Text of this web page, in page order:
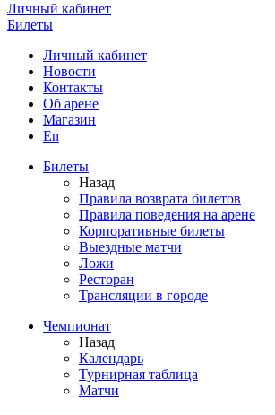
Личный кабинет
Билеты
Личный кабинет
Новости
Контакты
Об арене
Магазин
En
Билеты
Назад
Правила возврата билетов
Правила поведения на арене
Корпоративные билеты
Выездные матчи
Ложи
Ресторан
Трансляции в городе
Чемпионат
Назад
Календарь
Турнирная таблица
Матчи